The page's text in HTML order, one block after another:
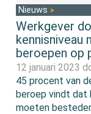
Nieuws
Werkgever
kennisniveau
beroepen op
12 januari 2023
45 procent van
beroep vindt dat
moeten